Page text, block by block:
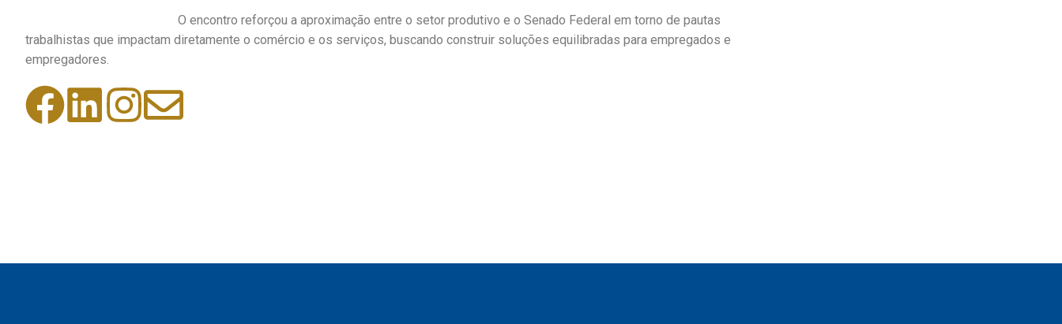
O encontro reforçou a aproximação entre o setor produtivo e o Senado Federal em torno de pautas
trabalhistas que impactam diretamente o comércio e os serviços, buscando construir soluções equilibradas para empregados e
empregadores.